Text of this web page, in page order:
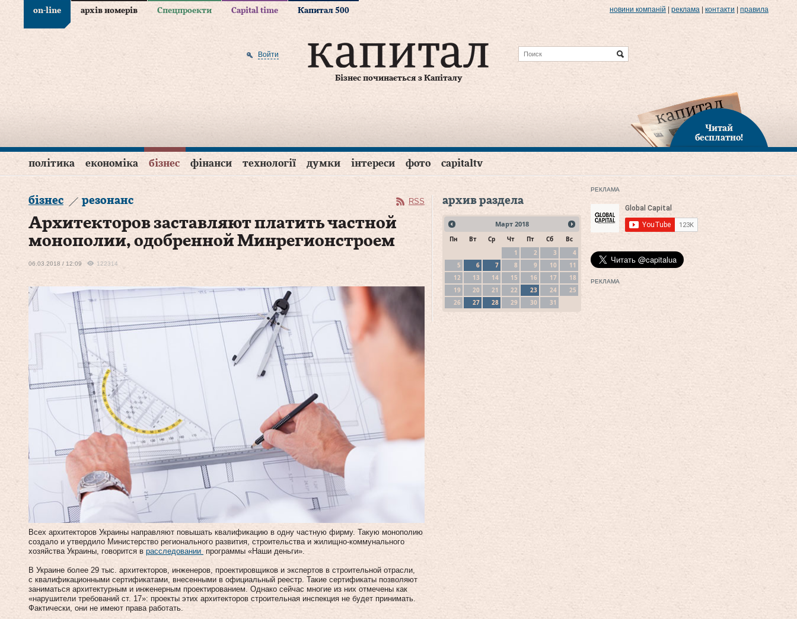
on-line архів номерів Спецпроекти Capital time Капитал 500 новини компаній реклама контакти правила
Бізнес починається з Капіталу
Войти
Читай
бесплатно!
політика економіка бізнес фінанси технології думки інтереси фото capitaltv
бізнес резонанс RSS
Архитекторов заставляют платить частной
монополии, одобренной Минрегионстроем
06.03.2018 / 12:09 122314
Всех архитекторов Украины направляют повышать квалификацию в одну частную фирму. Такую монополию
создало и утвердило Министерство регионального развития, строительства и жилищно-коммунального
хозяйства Украины, говорится в расследовании программы «Наши деньги».
В Украине более 29 тыс. архитекторов, инженеров, проектировщиков и экспертов в строительной отрасли,
с квалификационными сертификатами, внесенными в официальный реестр. Такие сертификаты позволяют
заниматься архитектурным и инженерным проектированием. Однако сейчас многие из них отмечены как
«нарушители требований ст. 17»: проекты этих архитекторов строительная инспекция не будет принимать.
Фактически, они не имеют права работать.
архив раздела
Март 2018
Пн Вт Ср Чт Пт Сб
Вс
1
2 3
4
5
6 7 8 9 10
11
12
13 14 15 16 17
18
19
20 21 22 23 24
25
26
27 28 29 30 31
РЕКЛАМА
РЕКЛАМА